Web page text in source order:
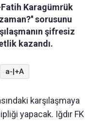
Karagümrük
sorusunu
şifresiz
kazandı.
a-|+A
karşılaşmaya
yapacak. Iğdır FK